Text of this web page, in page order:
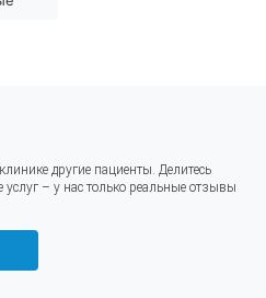
другие пациенты. Делитесь
– у нас только реальные отзывы